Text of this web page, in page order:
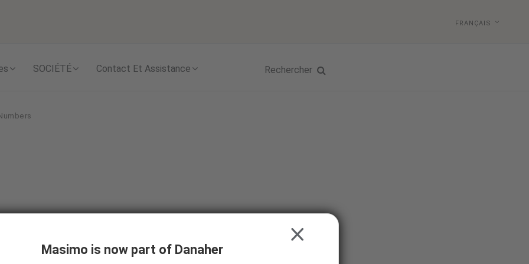
FRANÇAIS
SOCIÉTÉ Contact Et Assistance Rechercher
Masimo is now part of Danaher
CLOSE